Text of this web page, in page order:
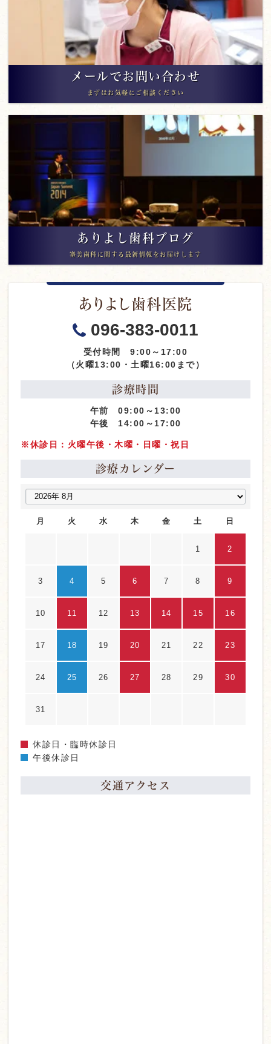
メールでお問い合わせ
まずはお気軽にご相談ください
ありよし歯科ブログ
審美歯科に関する最新情報をお届けします
ありよし歯科医院
096-383-0011
受付時間 9:00～17:00
（火曜13:00・土曜16:00まで）
診療時間
午前 09:00～13:00
午後 14:00～17:00
※休診日：火曜午後・木曜・日曜・祝日
診療カレンダー
月 火 水 木 金 土 日
1 2
3 4 5 6 7 8 9
10 11 12 13 14 15 16
17 18 19 20 21 22 23
24 25 26 27 28 29 30
31
休診日・臨時休診日
午後休診日
交通アクセス